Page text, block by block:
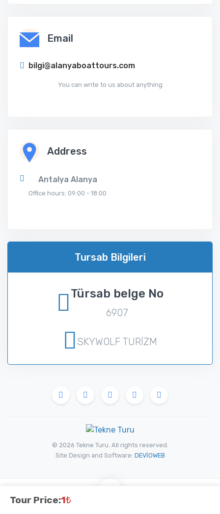
Tour Price:1₺
Email
bilgi@alanyaboattours.com
You can write to us about anything
Address
Antalya Alanya
Office hours: 09:00 - 18:00
Tursab Bilgileri
Türsab belge No
6907
SKYWOLF TURİZM
© 2026 Tekne Turu. All rights reserved.
Site Design and Software: DEVİOWEB